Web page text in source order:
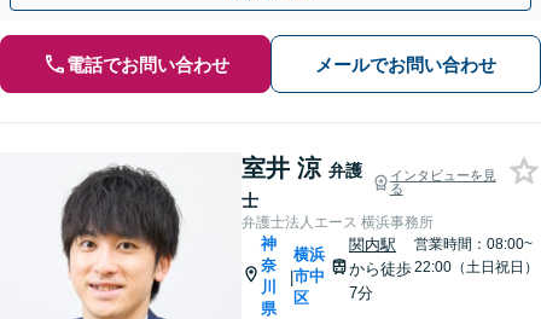
電話でお問い合わせ メールでお問い合わせ
室井 涼 弁護
士
インタビューを見
る
弁護士法人エース 横浜事務所
神
奈
川
県
|
横浜
市中
区
関内駅
から徒歩
7分
営業時間：08:00~
22:00（土日祝日）